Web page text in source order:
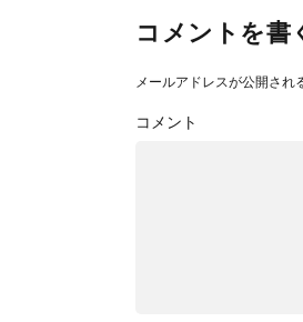
コメントを書
メールアドレスが公開され
コメント